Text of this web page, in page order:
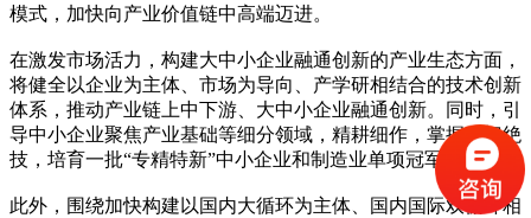
模式，加快向产业价值链中高端迈进。
在激发市场活力，构建大中小企业融通创新的产业生态方面，
将健全以企业为主体、市场为导向、产学研相结合的技术创新
体系，推动产业链上中下游、大中小企业融通创新。同时，引
导中小企业聚焦产业基础等细分领域，精耕细作，掌握独门绝
技，培育一批“专精特新”中小企业和制造业单项冠军企业。
此外，围绕加快构建以国内大循环为主体、国内国际双循环相